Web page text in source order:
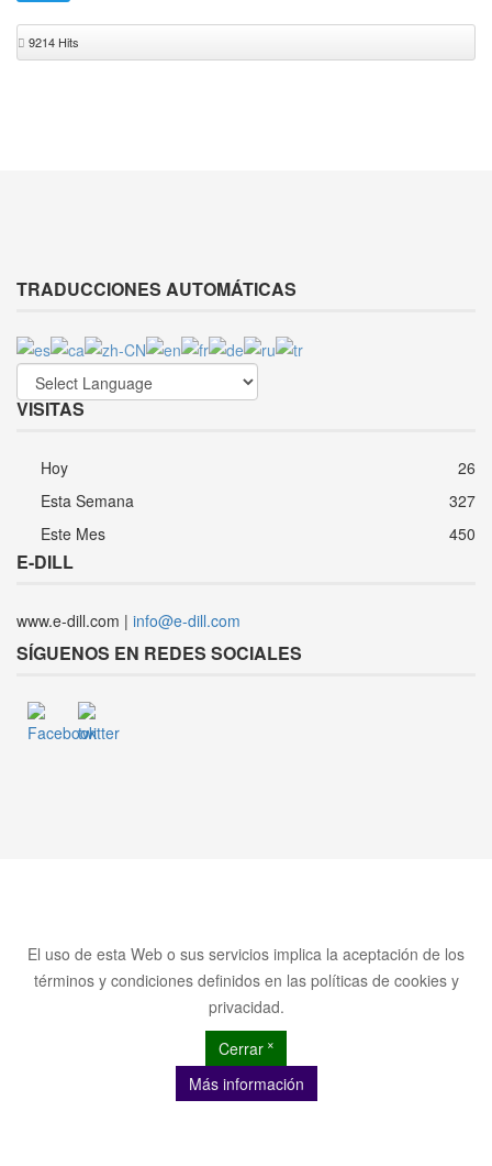
9214 Hits
TRADUCCIONES AUTOMÁTICAS
VISITAS
Hoy
26
Esta Semana
327
Este Mes
450
E-DILL
www.e-dill.com | info@e-dill.com
SÍGUENOS EN REDES SOCIALES
El uso de esta Web o sus servicios implica la aceptación de los
términos y condiciones definidos en las políticas de cookies y
privacidad.
Cerrar ˟
Más información